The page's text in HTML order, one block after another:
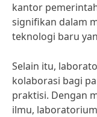
kantor
signifikan dalam
teknologi baru
Selain itu,
kolaborasi bagi
praktisi. Dengan
ilmu,